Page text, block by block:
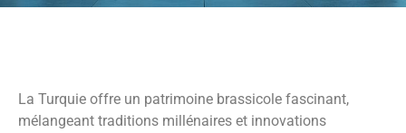
La Turquie offre un patrimoine brassicole fascinant,
mélangeant traditions millénaires et innovations